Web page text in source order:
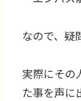
なので、疑
実際にその
た事を声に